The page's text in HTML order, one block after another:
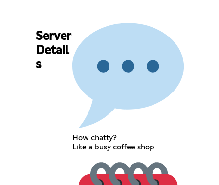
Server
Detail
s
How chatty?
Like a busy coffee shop